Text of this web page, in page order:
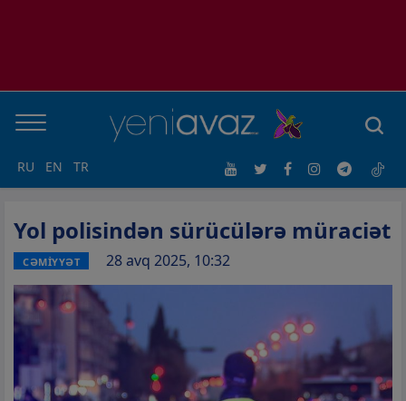
RU EN TR
Yol polisindən sürücülərə müraciət
CƏMİYYƏT 28 avq 2025, 10:32